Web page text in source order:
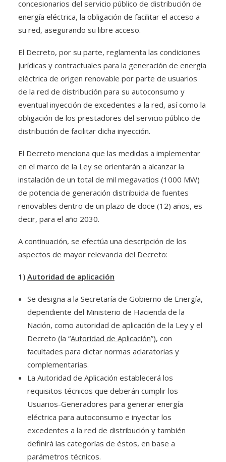
concesionarios del servicio público de distribución de
energía eléctrica, la obligación de facilitar el acceso a
su red, asegurando su libre acceso.
El Decreto, por su parte, reglamenta las condiciones
jurídicas y contractuales para la generación de energía
eléctrica de origen renovable por parte de usuarios
de la red de distribución para su autoconsumo y
eventual inyección de excedentes a la red, así como la
obligación de los prestadores del servicio público de
distribución de facilitar dicha inyección.
El Decreto menciona que las medidas a implementar
en el marco de la Ley se orientarán a alcanzar la
instalación de un total de mil megavatios (1000 MW)
de potencia de generación distribuida de fuentes
renovables dentro de un plazo de doce (12) años, es
decir, para el año 2030.
A continuación, se efectúa una descripción de los
aspectos de mayor relevancia del Decreto:
1) Autoridad de aplicación
Se designa a la Secretaría de Gobierno de Energía,
dependiente del Ministerio de Hacienda de la
Nación, como autoridad de aplicación de la Ley y el
Decreto (la “Autoridad de Aplicación”), con
facultades para dictar normas aclaratorias y
complementarias.
La Autoridad de Aplicación establecerá los
requisitos técnicos que deberán cumplir los
Usuarios-Generadores para generar energía
eléctrica para autoconsumo e inyectar los
excedentes a la red de distribución y también
definirá las categorías de éstos, en base a
parámetros técnicos.